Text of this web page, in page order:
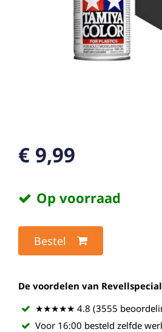
€ 9,99
Op voorraad
Bestel
De voordelen van
★★★★★ 4.8 (3555
Voor 16:00 besteld zelfde